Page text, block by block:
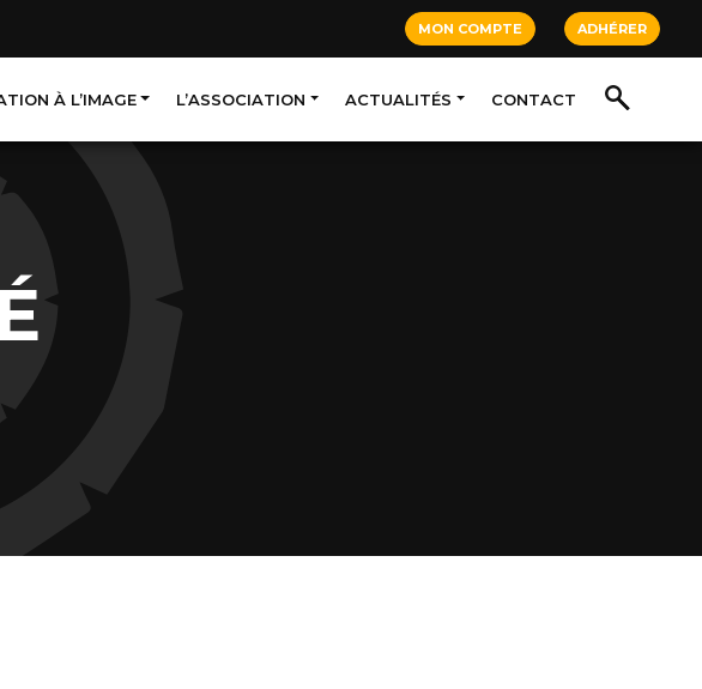
MON COMPTE ADHÉRER
À L’IMAGE L’ASSOCIATION ACTUALITÉS CONTACT